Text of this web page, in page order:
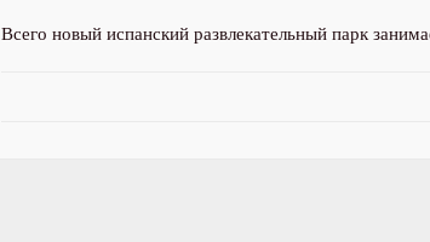
Всего новый испанский развлекательный парк